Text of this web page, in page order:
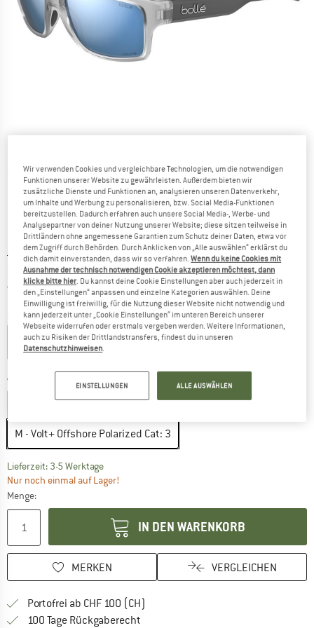
Detailansichten
Ursprünglicher Preis :
CHF136.95
Preis:
CHF109.56 inkl. MwSt., zollfreie Lieferung
Versandkostenfrei(CH)Schweiz. Informationen zu den
Farbe:Light Grey Frost
Variante: M - Volt+ Offshore Polarized Cat: 3
M - TNS Polarized Cat: 3 M - Sky Blue Polarized Cat: 3
M - Volt+ Offshore Polarized Cat: 3
Lieferzeit: 3-5 WerktageDer Link öffnet sich in einer Infobox und
Nur noch einmal auf Lager!
Menge:
IN DEN WARENKORB
MERKEN VERGLEICHEN
Portofrei ab CHF 100 (CH)
100 Tage Rückgaberecht
Wir verwenden Cookies und vergleichbare Technologien, um die notwendigen
Funktionen unserer Website zu gewährleisten. Außerdem bieten wir
zusätzliche Dienste und Funktionen an, analysieren unseren Datenverkehr,
um Inhalte und Werbung zu personalisieren, bzw. Social Media-Funktionen
bereitzustellen. Dadurch erfahren auch unsere Social Media-, Werbe- und
Analysepartner von deiner Nutzung unserer Website; diese sitzen teilweise in
Drittländern ohne angemessene Garantien zum Schutz deiner Daten, etwa vor
dem Zugriff durch Behörden. Durch Anklicken von „Alle auswählen“ erklärst du
dich damit einverstanden, dass wir so verfahren.Wenn du keine Cookies mit
Ausnahme der technisch notwendigen Cookie akzeptieren möchtest, dann
klicke bitte hier . Du kannst deine Cookie Einstellungen aber auch jederzeit in
den „Einstellungen“ anpassen und einzelne Kategorien auswählen. Deine
Einwilligung ist freiwillig, für die Nutzung dieser Website nicht notwendig und
kann jederzeit unter „Cookie Einstellungen“ im unteren Bereich unserer
Webseite widerrufen oder erstmals vergeben werden. Weitere Informationen,
auch zu Risiken der Drittlandstransfers, findest du in unseren
Datenschutzhinweisen
EINSTELLUNGEN ALLE AUSWÄHLEN